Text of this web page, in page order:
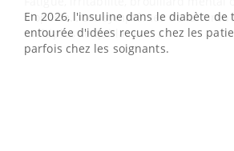
En 2026, l'insuline dans le diabète de
entourée d'idées reçues chez les
parfois chez les soignants.